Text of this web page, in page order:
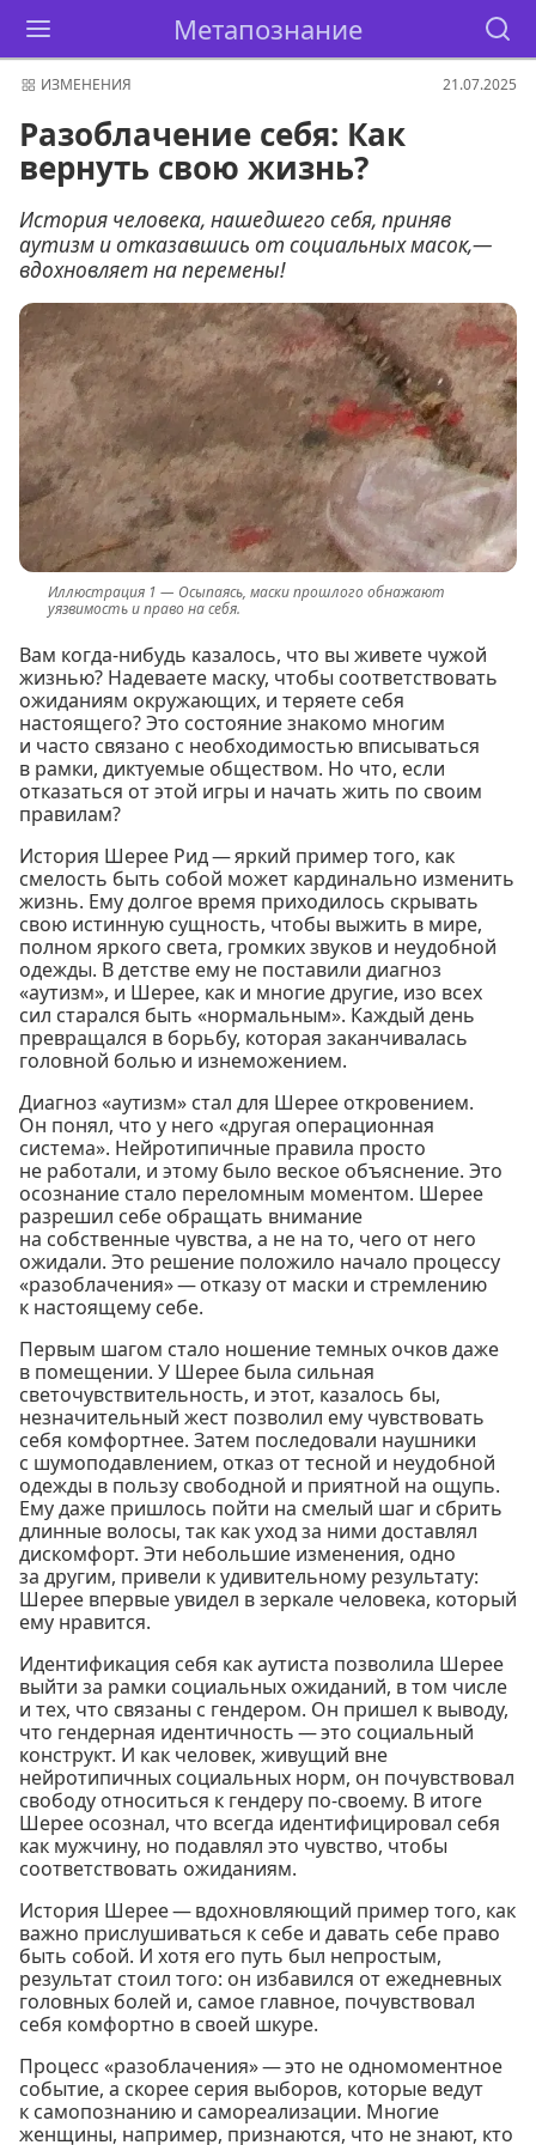
Метапознание
ИЗМЕНЕНИЯ 21.07.2025
Разоблачение себя: Как
вернуть свою жизнь?
История человека, нашедшего себя, приняв
аутизм и отказавшись от социальных масок,—
вдохновляет на перемены!
Осыпаясь, маски прошлого обнажают
уязвимость и право на себя.
Вам когда-нибудь казалось, что вы живете чужой
жизнью? Надеваете маску, чтобы соответствовать
ожиданиям окружающих, и теряете себя
настоящего? Это состояние знакомо многим
и часто связано с необходимостью вписываться
в рамки, диктуемые обществом. Но что, если
отказаться от этой игры и начать жить по своим
правилам?
История Шерее Рид — яркий пример того, как
смелость быть собой может кардинально изменить
жизнь. Ему долгое время приходилось скрывать
свою истинную сущность, чтобы выжить в мире,
полном яркого света, громких звуков и неудобной
одежды. В детстве ему не поставили диагноз
«аутизм», и Шерее, как и многие другие, изо всех
сил старался быть «нормальным». Каждый день
превращался в борьбу, которая заканчивалась
головной болью и изнеможением.
Диагноз «аутизм» стал для Шерее откровением.
Он понял, что у него «другая операционная
система». Нейротипичные правила просто
не работали, и этому было веское объяснение. Это
осознание стало переломным моментом. Шерее
разрешил себе обращать внимание
на собственные чувства, а не на то, чего от него
ожидали. Это решение положило начало процессу
«разоблачения» — отказу от маски и стремлению
к настоящему себе.
Первым шагом стало ношение темных очков даже
в помещении. У Шерее была сильная
светочувствительность, и этот, казалось бы,
незначительный жест позволил ему чувствовать
себя комфортнее. Затем последовали наушники
с шумоподавлением, отказ от тесной и неудобной
одежды в пользу свободной и приятной на ощупь.
Ему даже пришлось пойти на смелый шаг и сбрить
длинные волосы, так как уход за ними доставлял
дискомфорт. Эти небольшие изменения, одно
за другим, привели к удивительному результату:
Шерее впервые увидел в зеркале человека, который
ему нравится.
Идентификация себя как аутиста позволила Шерее
выйти за рамки социальных ожиданий, в том числе
и тех, что связаны с гендером. Он пришел к выводу,
что гендерная идентичность — это социальный
конструкт. И как человек, живущий вне
нейротипичных социальных норм, он почувствовал
свободу относиться к гендеру по-своему. В итоге
Шерее осознал, что всегда идентифицировал себя
как мужчину, но подавлял это чувство, чтобы
соответствовать ожиданиям.
История Шерее — вдохновляющий пример того, как
важно прислушиваться к себе и давать себе право
быть собой. И хотя его путь был непростым,
результат стоил того: он избавился от ежедневных
головных болей и, самое главное, почувствовал
себя комфортно в своей шкуре.
Процесс «разоблачения» — это не одномоментное
событие, а скорее серия выборов, которые ведут
к самопознанию и самореализации. Многие
женщины, например, признаются, что не знают, кто